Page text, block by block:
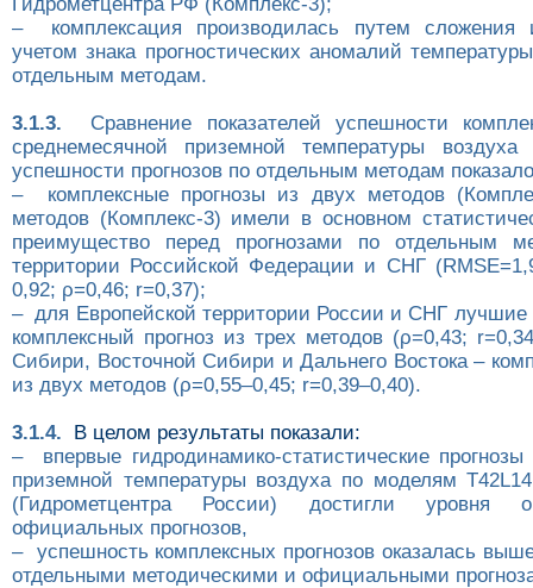
– комплексация производилась путем сложения
учетом знака прогностических аномалий
отдельным методам.
3.1.3. Сравнение показателей успешности
среднемесячной приземной температуры воздуха
успешности прогнозов по отдельным методам
– комплексные прогнозы из двух методов
методов (Комплекс-3) имели в основном
преимущество перед прогнозами по отдельным
территории Российской Федерации и СНГ
0,92; ρ=0,46; r=0,37);
– для Европейской территории России и СНГ лучшие
комплексный прогноз из трех методов (ρ=0,43;
Сибири, Восточной Сибири и Дальнего Востока –
из двух методов (ρ=0,55–0,45; r=0,39–0,40).
3.1.4.
В целом результаты показали:
– впервые гидродинамико-статистические прогнозы
приземной температуры воздуха по моделям
(Гидрометцентра России) достигли уровня
официальных прогнозов,
– успешность комплексных прогнозов оказалась
отдельными методическими и официальными